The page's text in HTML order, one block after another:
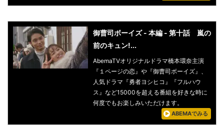
御曹司ボーイズ - 本編 - 第十話 嵐の
前のキュン!...
AbemaTVオリジナルドラマ橋本環奈主演
『１ページの恋』や『御曹司ボーイズ』、
人気ドラマ『勇者ヨシヒコ』『フルハウ
ス』など15000を超える番組を好きな時に
何度でもお楽しみいただけます。
ABEMAでみる